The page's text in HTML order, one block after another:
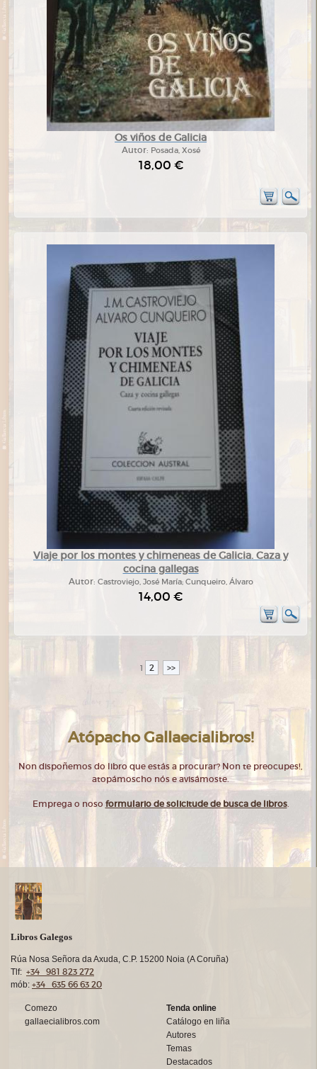
Os viños de Galicia
Autor: Posada, Xosé
18,00 €
Viaje por los montes y chimeneas de Galicia. Caza y
cocina gallegas
Autor: Castroviejo, José María; Cunqueiro, Álvaro
14,00 €
1 2 >>
Atópacho Gallaecialibros!
Non dispoñemos do libro que estás a procurar? Non te preocupes!,
atopámoscho nós e avisámoste.
Emprega o noso formulario de solicitude de busca de libros.
Libros Galegos
Rúa Nosa Señora da Axuda, C.P. 15200 Noia (A Coruña)
Tlf: +34 981 823 272
mób: +34 635 66 63 20
Comezo
gallaecialibros.com
Tenda online
Catálogo en liña
Autores
Temas
Destacados